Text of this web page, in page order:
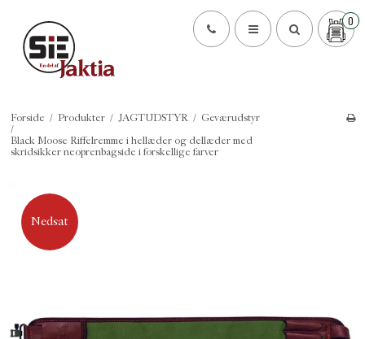
0
Forside / Produkter / JAGTUDSTYR / Geværudstyr
/
Black Moose Riffelremme i hellæder og dellæder med
skridsikker neoprenbagside i forskellige farver
Nedsat